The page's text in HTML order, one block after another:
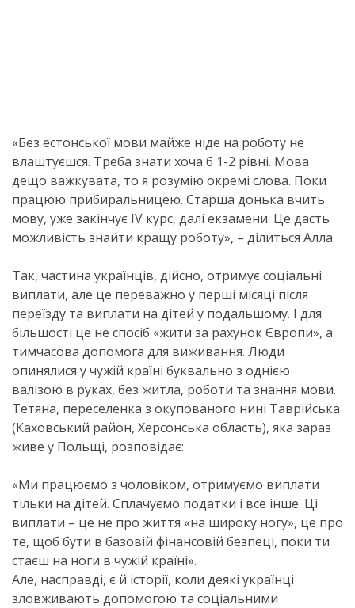
«Без естонської мови майже ніде на роботу не
влаштуєшся. Треба знати хоча б 1-2 рівні. Мова
дещо важкувата, то я розумію окремі слова. Поки
працюю прибиральницею. Старша донька вчить
мову, уже закінчує IV курс, далі екзамени. Це дасть
можливість знайти кращу роботу», – ділиться Алла.
Так, частина українців, дійсно, отримує соціальні
виплати, але це переважно у перші місяці після
переїзду та виплати на дітей у подальшому. І для
більшості це не спосіб «жити за рахунок Європи», а
тимчасова допомога для виживання. Люди
опинялися у чужій країні буквально з однією
валізою в руках, без житла, роботи та знання мови.
Тетяна, переселенка з окупованого нині Таврійська
(Каховський район, Херсонська область), яка зараз
живе у Польщі, розповідає:
«Ми працюємо з чоловіком, отримуємо виплати
тільки на дітей. Сплачуємо податки і все інше. Ці
виплати – це не про життя «на широку ногу», це про
те, щоб бути в базовій фінансовій безпеці, поки ти
стаєш на ноги в чужій країні».
Але, насправді, є й історії, коли деякі українці
зловживають допомогою та соціальними